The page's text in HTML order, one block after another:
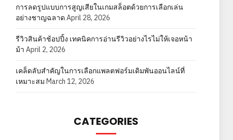
การลดรูปแบบการสูญเสียในเกมสล็อตด้วยการเลือกเล่น
อย่างชาญฉลาด April 28, 2026
รีวิวสินค้าช้อปปิ้ง เทคนิคการอ่านรีวิวอย่างไรไม่ให้เจอหน้า
ม้า April 2, 2026
เคล็ดลับสำคัญในการเลือกแพลตฟอร์มเดิมพันออนไลน์ที่
เหมาะสม March 12, 2026
CATEGORIES